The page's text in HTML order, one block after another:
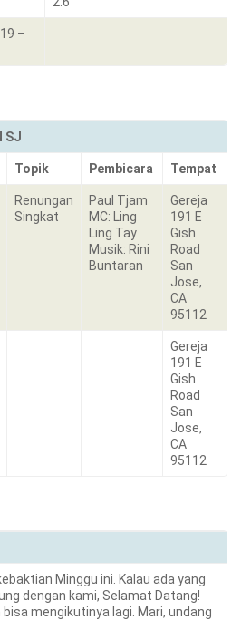
–
SJ
Topik Pembicara Tempat
Renungan
Singkat
Paul Tjam
MC: Ling
Ling Tay
Musik: Rini
Buntaran
Gereja
191 E
Gish
Road
San
Jose,
CA
95112
Gereja
191 E
Gish
Road
San
Jose,
CA
95112
Minggu ini. Kalau ada yang
dengan kami, Selamat Datang!
bisa mengikutinya lagi. Mari, undang